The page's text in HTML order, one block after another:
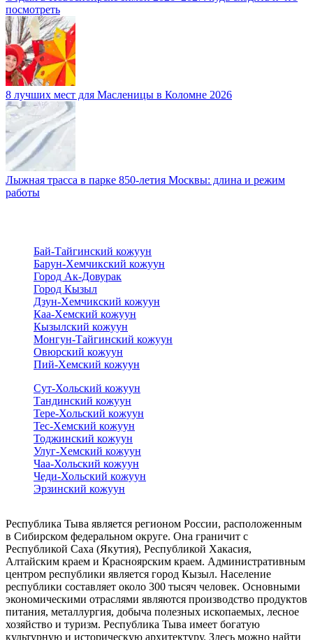
посмотреть
8 лучших мест для Масленицы в Коломне 2026
Лыжная трасса в парке 850-летия Москвы: длина и режим
работы
Бай-Тайгинский кожуун
Барун-Хемчикский кожуун
Город Ак-Довурак
Город Кызыл
Дзун-Хемчикский кожуун
Каа-Хемский кожуун
Кызылский кожуун
Монгун-Тайгинский кожуун
Овюрский кожуун
Пий-Хемский кожуун
Сут-Хольский кожуун
Тандинский кожуун
Тере-Хольский кожуун
Тес-Хемский кожуун
Тоджинский кожуун
Улуг-Хемский кожуун
Чаа-Хольский кожуун
Чеди-Хольский кожуун
Эрзинский кожуун
Республика Тыва является регионом России, расположенным
в Сибирском федеральном округе. Она граничит с
Республикой Саха (Якутия), Республикой Хакасия,
Алтайским краем и Красноярским краем. Административным
центром республики является город Кызыл. Население
республики составляет около 300 тысяч человек. Основными
экономическими отраслями являются производство продуктов
питания, металлургия, добыча полезных ископаемых, лесное
хозяйство и туризм. Республика Тыва имеет богатую
культурную и историческую архитектуру. Здесь можно найти